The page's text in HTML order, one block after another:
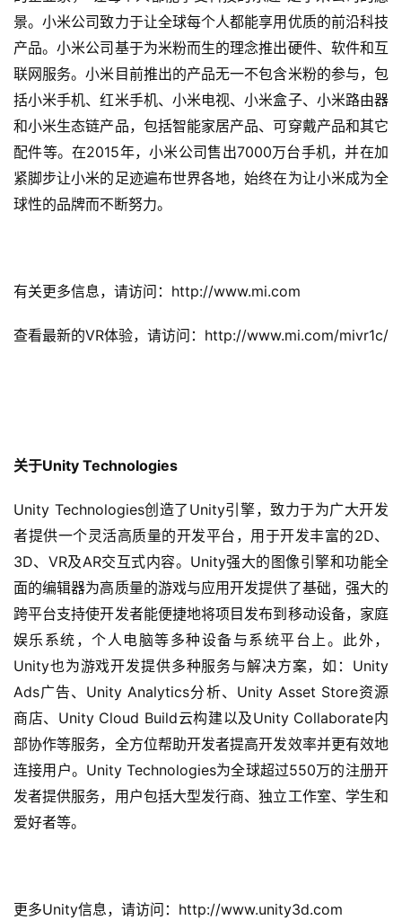
0
2
5
第
十
三
届
金
茶
奖
7
茶
对
接
上
海
站
中
文
(
中
国
景。小米公司致力于让全球每个人都能享用优质的前沿科技
产品。小米公司基于为米粉而生的理念推出硬件、软件和互
联网服务。小米目前推出的产品无一不包含米粉的参与，包
括小米手机、红米手机、小米电视、小米盒子、小米路由器
和小米生态链产品，包括智能家居产品、可穿戴产品和其它
配件等。在2015年，小米公司售出7000万台手机，并在加
紧脚步让小米的足迹遍布世界各地，始终在为让小米成为全
球性的品牌而不断努力。
有关更多信息，请访问： http://www.mi.com
查看最新的VR体验，请访问： http://www.mi.com/mivr1c/
关于Unity Technologies
Unity Technologies创造了 Unity引擎，致力于为广大开发
者提供一个灵活高质量的开发平台，用于开发丰富的2D、
3D、 VR及AR交互式内容。 Unity强大的图像引擎和功能全
面的编辑器为高质量的游戏与应用开发提供了基础，强大的
跨平台支持使开发者能便捷地将项目发布到移动设备，家庭
娱乐系统，个人电脑等多种设备与系统平台上。此外，
Unity也为游戏开发提供多种服务与解决方案，如： Unity
Ads广告、 Unity Analytics分析、 Unity Asset Store资源
商店、 Unity Cloud Build云构建以及Unity Collaborate内
部协作等服务，全方位帮助开发者提高开发效率并更有效地
连接用户。 Unity Technologies为全球超过550万的注册开
发者提供服务，用户包括大型发行商、独立工作室、学生和
爱好者等。
更多Unity信息，请访问： http://www.unity3d.com